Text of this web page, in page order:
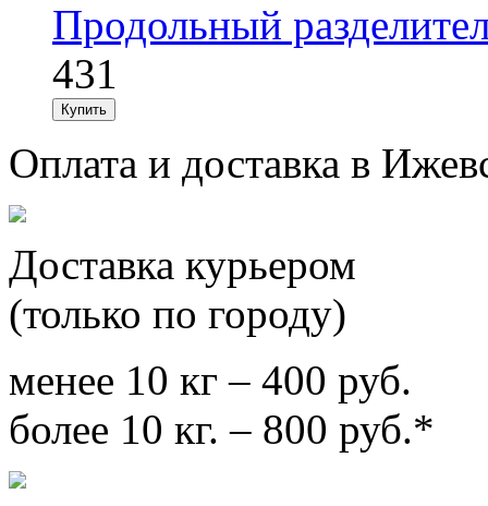
Продольный
431
Оплата и доставка в
Доставка курьером
(только по городу)
менее 10 кг – 400 руб.
более 10 кг. – 800 руб.*